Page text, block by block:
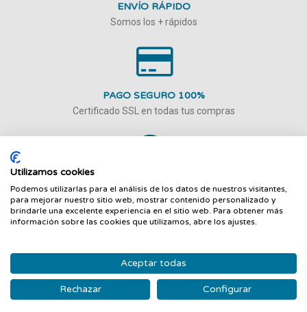
ENVÍO RÁPIDO
Somos los + rápidos
PAGO SEGURO 100%
Certificado SSL en todas tus compras
ATENCIÓN PERSONALIZADA
Le ayudaremos en todo momento
GARANTÍA Y DEVOLUCIONES
Utilizamos cookies
Podemos utilizarlas para el análisis de los datos de nuestros visitantes,
para mejorar nuestro sitio web, mostrar contenido personalizado y
brindarle una excelente experiencia en el sitio web. Para obtener más
información sobre las cookies que utilizamos, abre los ajustes.
Aceptar todas
Rechazar Configurar